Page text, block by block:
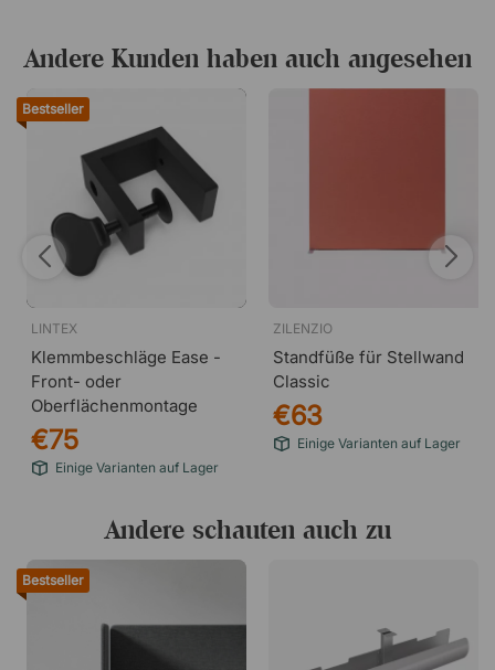
Andere Kunden haben auch angesehen
Bestseller
LINTEX
Klemmbeschläge Ease -
Front- oder
Oberflächenmontage
€75
Einige Varianten auf Lager
ZILENZIO
Standfüße für Stellwand
Classic
€63
Einige Varianten auf Lager
Andere schauten auch zu
Bestseller